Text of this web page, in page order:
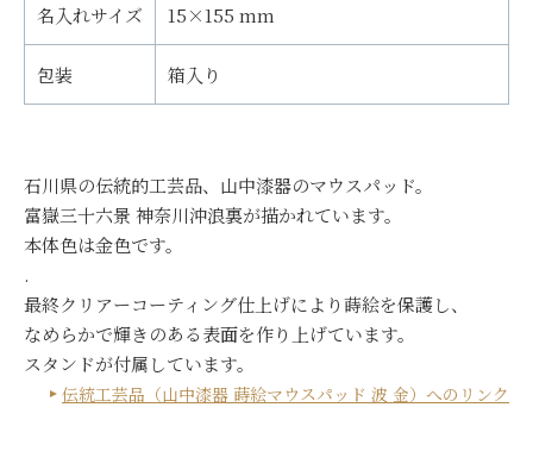
名入れサイズ 15×155 mm
包装 箱入り
石川県の伝統的工芸品、山中漆器のマウスパッド。
富嶽三十六景 神奈川沖浪裏が描かれています。
本体色は金色です。
.
最終クリアーコーティング仕上げにより蒔絵を保護し、
なめらかで輝きのある表面を作り上げています。
スタンドが付属しています。
伝統工芸品（山中漆器 蒔絵マウスパッド 波 金）へのリンク